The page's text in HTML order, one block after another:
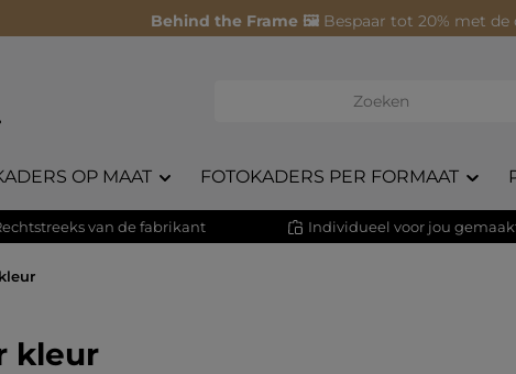
Behind the Frame 🖼️ Bespaar tot 20% met de
OP MAAT FOTOKADERS PER FORMAAT
van de fabrikant Individueel voor jou
kleur